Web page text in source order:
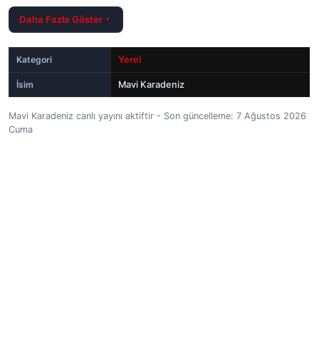
Daha Fazla Göster
Kategori Yerel
İsim Mavi Karadeniz
Mavi Karadeniz canlı yayını aktiftir - Son güncelleme: 7 Ağustos 2026
Cuma